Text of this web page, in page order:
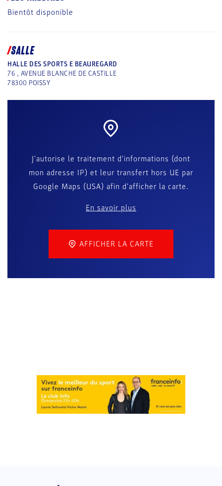
Bientôt disponible
SALLE
HALLE DES SPORTS E BEAUREGARD
76 , AVENUE BLANCHE DE CASTILLE
78300 POISSY
J'autorise le traitement d'informations (dont
mon adresse IP) et leur transfert hors UE par
Google Maps (USA) afin d'afficher la carte.
En savoir plus
AFFICHER LA CARTE